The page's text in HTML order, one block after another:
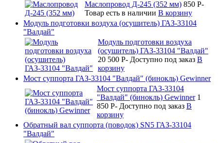
Маслопровод Д-245 (352 мм) 850 P-
Товар есть в наличии В корзину
Модуль подготовки воздуха (осушитель) ГАЗ-33104
"Валдай"
Модуль подготовки воздуха
(осушитель) ГАЗ-33104 "Валдай"
20 500 P- Доступно под заказ В
корзину
Мост суппорта ГАЗ-33104 "Валдай" (бинокль) Gewinner
Мост суппорта ГАЗ-33104
"Валдай" (бинокль) Gewinner 1
850 P- Доступно под заказ В
корзину
Обратный вал суппорта (поводок) SN5 ГАЗ-33104
"Валдай"